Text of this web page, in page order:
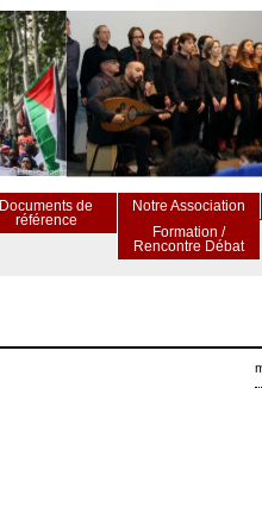
Documents de
référence
Notre Association
Formation /
Rencontre Débat